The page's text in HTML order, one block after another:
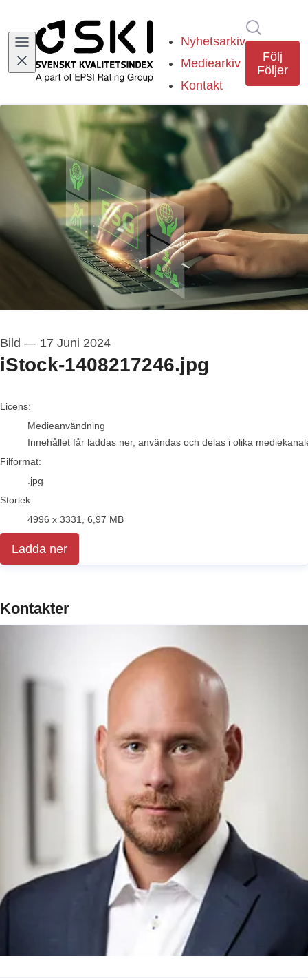
Nyhetsarkiv
Mediearkiv
Kontakt
Följ
Följer
Bild — 17 Juni 2024
iStock-1408217246.jpg
go to media item
Licens:
Medieanvändning
Innehållet får laddas ner, användas och delas i olika
Filformat:
.jpg
Storlek:
4996 x 3331, 6,97 MB
Ladda ner
Kontakter